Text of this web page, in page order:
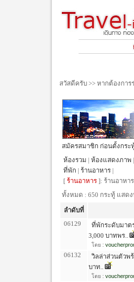
สวัสดีครับ >> หากต้องกา
สมัครสมาชิก ก่อนตั้งกระ
ห้องรวม | ห้องแสดงภาพ |
ที่พัก | ร้านอาหาร |
[ ร้านอาหาร ]: ร้านอาหา
ทั้งหมด : 650 กระทู้ แสด
ลำดับที่
06129
ที่พักระดับมาต
3,000 บาทพร..
โดย :
06132
วิลล่าส่วนตัวพ
บาท..
โดย :